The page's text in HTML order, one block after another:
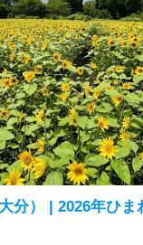
分） | 2026年ひま